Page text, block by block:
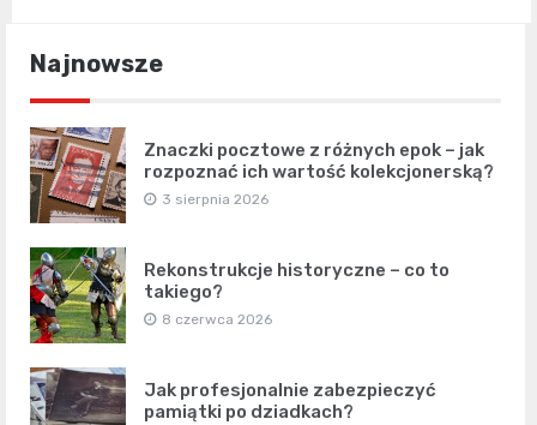
Najnowsze
Znaczki pocztowe z różnych epok – jak
rozpoznać ich wartość kolekcjonerską?
3 sierpnia 2026
Rekonstrukcje historyczne – co to
takiego?
8 czerwca 2026
Jak profesjonalnie zabezpieczyć
pamiątki po dziadkach?